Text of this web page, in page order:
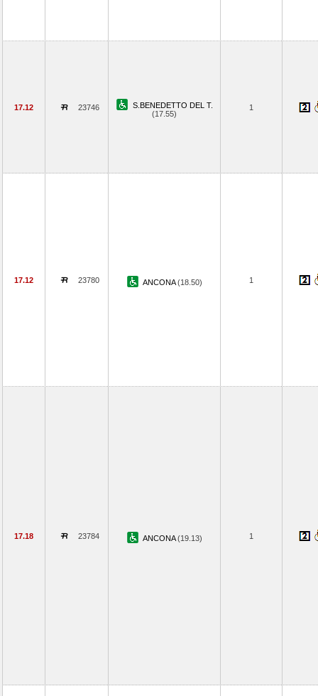
17.12 23746
S.BENEDETTO DEL T.
(17.55)
1
17.12 23780 ANCONA(18.50) 1
17.18 23784 ANCONA(19.13) 1